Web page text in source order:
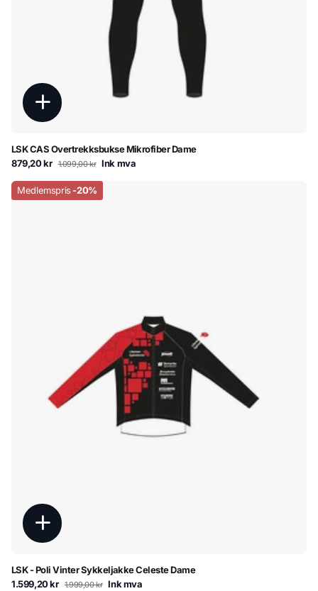
LSK CAS Overtrekksbukse Mikrofiber Dame
879,20 kr 1.099,00 kr Ink mva
Medlemspris -20%
LSK - Poli Vinter Sykkeljakke Celeste Dame
1.599,20 kr 1.999,00 kr Ink mva